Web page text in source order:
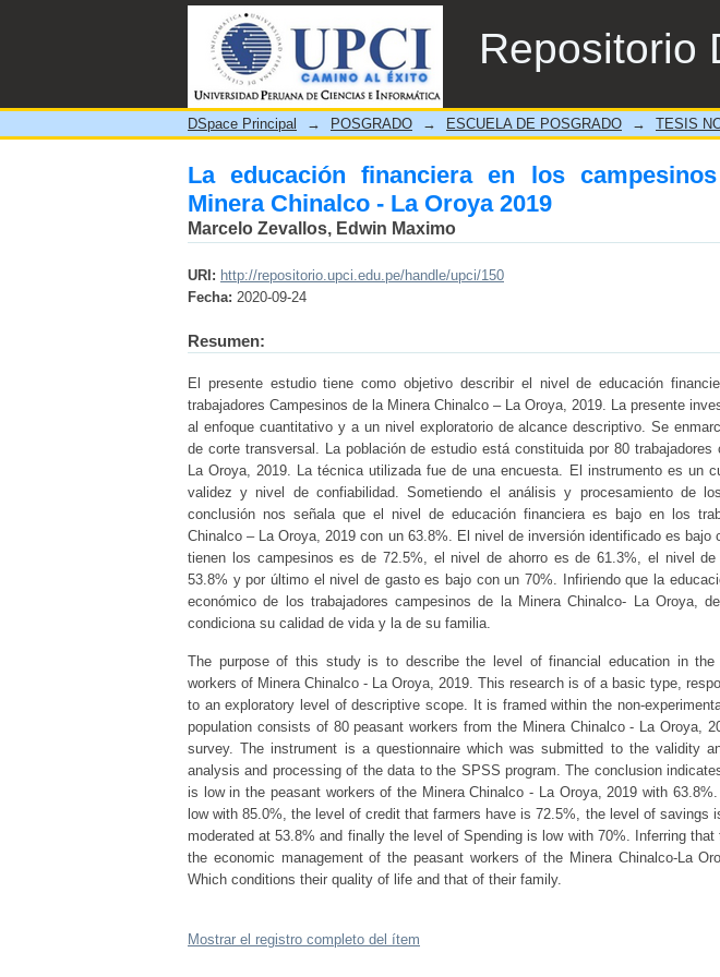
Repositorio
La educación financiera en los campesinos
DSpace Principal → POSGRADO → ESCUELA DE POSGRADO → TESIS
La educación financiera en los
Minera Chinalco - La Oroya 2019
Marcelo Zevallos, Edwin Maximo
URI: http://repositorio.upci.edu.pe/handle/upci/150
Fecha: 2020-09-24
Resumen:
El presente estudio tiene como objetivo describir el nivel de educación
trabajadores Campesinos de la Minera Chinalco – La Oroya, 2019. La presente
al enfoque cuantitativo y a un nivel exploratorio de alcance descriptivo. Se
de corte transversal. La población de estudio está constituida por 80
La Oroya, 2019. La técnica utilizada fue de una encuesta. El instrumento es un
validez y nivel de confiabilidad. Sometiendo el análisis y procesamiento de
conclusión nos señala que el nivel de educación financiera es bajo en los
Chinalco – La Oroya, 2019 con un 63.8%. El nivel de inversión identificado es
tienen los campesinos es de 72.5%, el nivel de ahorro es de 61.3%, el nivel de
53.8% y por último el nivel de gasto es bajo con un 70%. Infiriendo que la
económico de los trabajadores campesinos de la Minera Chinalco- La Oroya,
condiciona su calidad de vida y la de su familia.
The purpose of this study is to describe the level of financial education in the
workers of Minera Chinalco - La Oroya, 2019. This research is of a basic type,
to an exploratory level of descriptive scope. It is framed within the non-
population consists of 80 peasant workers from the Minera Chinalco - La Oroya,
survey. The instrument is a questionnaire which was submitted to the validity
analysis and processing of the data to the SPSS program. The conclusion
is low in the peasant workers of the Minera Chinalco - La Oroya, 2019 with
low with 85.0%, the level of credit that farmers have is 72.5%, the level of savings
moderated at 53.8% and finally the level of Spending is low with 70%. Inferring
the economic management of the peasant workers of the Minera Chinalco-La
Which conditions their quality of life and that of their family.
Mostrar el registro completo del ítem